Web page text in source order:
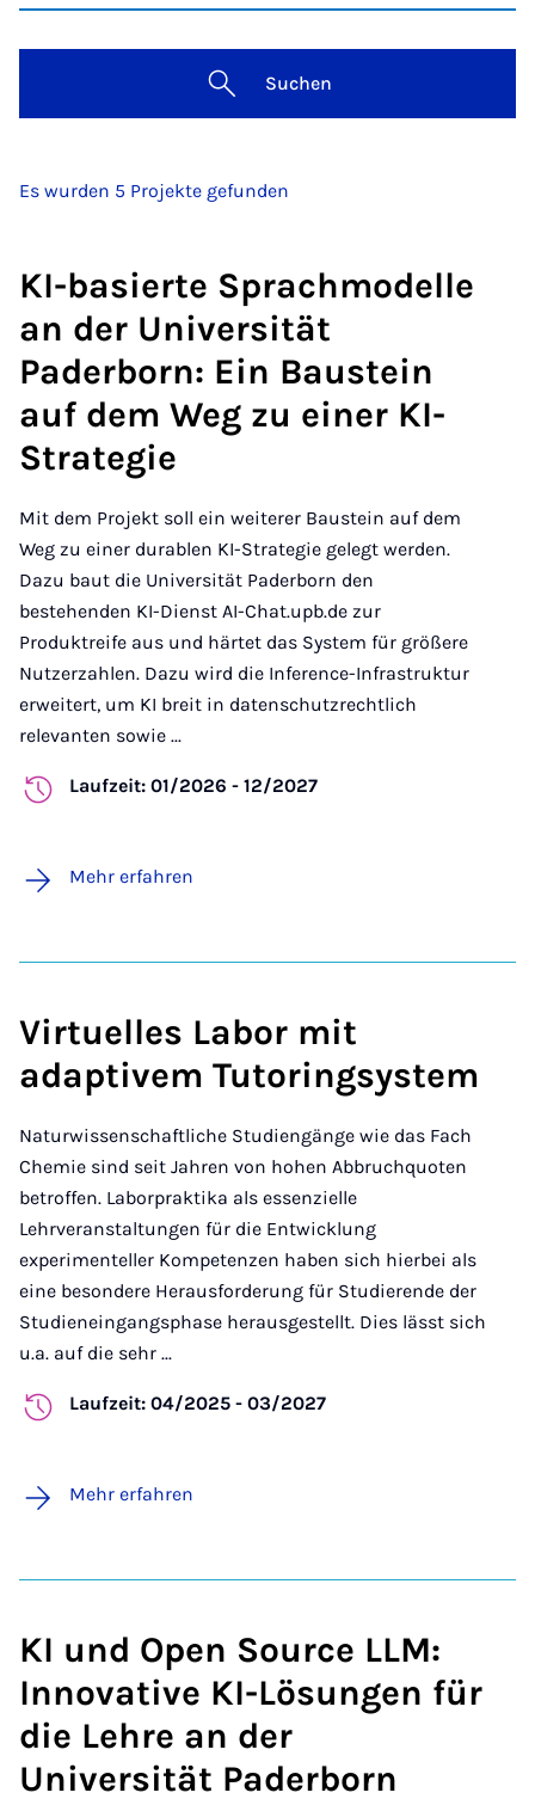
Suchen
Es wurden 5 Projekte gefunden
KI-basierte Sprachmodelle
an der Universität
Paderborn: Ein Baustein
auf dem Weg zu einer KI-
Strategie
Mit dem Projekt soll ein weiterer Baustein auf dem
Weg zu einer durablen KI-Strategie gelegt werden.
Dazu baut die Universität Paderborn den
bestehenden KI-Dienst AI-Chat.upb.de zur
Produktreife aus und härtet das System für größere
Nutzerzahlen. Dazu wird die Inference-Infrastruktur
erweitert, um KI breit in datenschutzrechtlich
relevanten sowie ...
Laufzeit: 01/2026 - 12/2027
Mehr erfahren
Virtuelles Labor mit
adaptivem Tutoringsystem
Naturwissenschaftliche Studiengänge wie das Fach
Chemie sind seit Jahren von hohen Abbruchquoten
betroffen. Laborpraktika als essenzielle
Lehrveranstaltungen für die Entwicklung
experimenteller Kompetenzen haben sich hierbei als
eine besondere Herausforderung für Studierende der
Studieneingangsphase herausgestellt. Dies lässt sich
u.a. auf die sehr ...
Laufzeit: 04/2025 - 03/2027
Mehr erfahren
KI und Open Source LLM:
Innovative KI-Lösungen für
die Lehre an der
Universität Paderborn